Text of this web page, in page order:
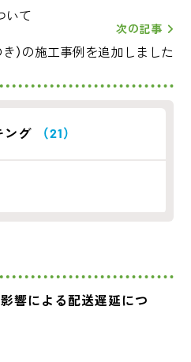
いて
次の記事
き）の施工事例を追加しました
ング （21）
響による配送遅延につ